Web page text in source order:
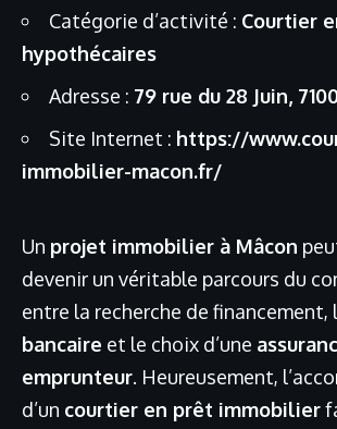
Catégorie d’activité : Courtier
hypothécaires
Adresse : 79 rue du 28 Juin,
Site Internet : https://
immobilier-macon.fr/
Un projet immobilier à Mâcon
devenir un véritable parcours du
entre la recherche de financement,
bancaire et le choix d’une
emprunteur. Heureusement,
d’un courtier en prêt immobilier